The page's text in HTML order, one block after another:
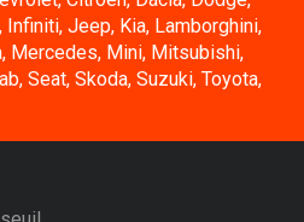
Infiniti, Jeep, Kia, Lamborghini,
Mercedes, Mini, Mitsubishi,
Seat, Skoda, Suzuki, Toyota,